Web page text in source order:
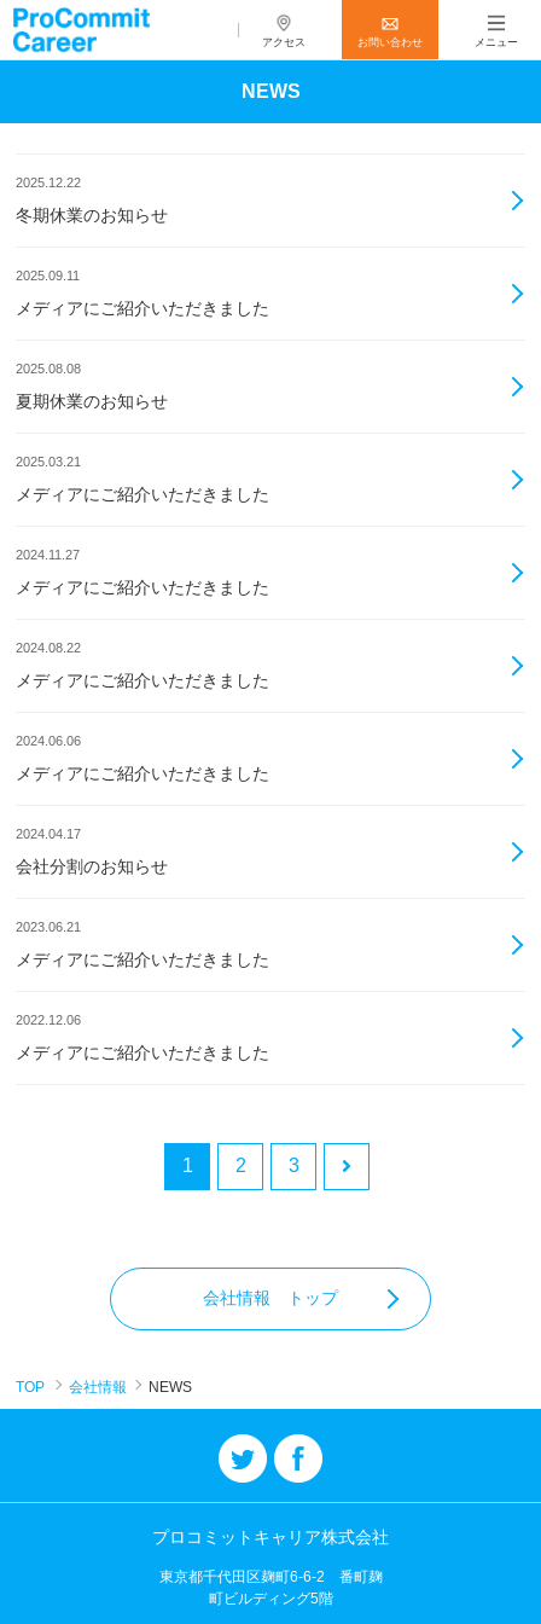
アクセス お問い合わせ メニュー
NEWS
2025.12.22
冬期休業のお知らせ
2025.09.11
メディアにご紹介いただきました
2025.08.08
夏期休業のお知らせ
2025.03.21
メディアにご紹介いただきました
2024.11.27
メディアにご紹介いただきました
2024.08.22
メディアにご紹介いただきました
2024.06.06
メディアにご紹介いただきました
2024.04.17
会社分割のお知らせ
2023.06.21
メディアにご紹介いただきました
2022.12.06
メディアにご紹介いただきました
1 2 3
会社情報 トップ
TOP 会社情報 NEWS
プロコミットキャリア株式会社
東京都千代田区麹町6-6-2 番町麹
町ビルディング5階